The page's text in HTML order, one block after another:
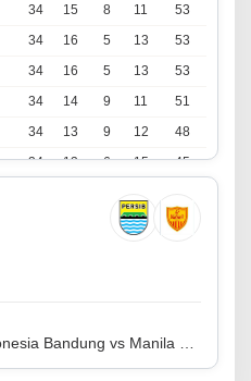
34 15 8 11
53
34 16 5 13
53
34 16 5 13
53
34 14 9 11
51
34 13 9 12
48
34 13 6 15
45
17
39
34 8 10 16
34